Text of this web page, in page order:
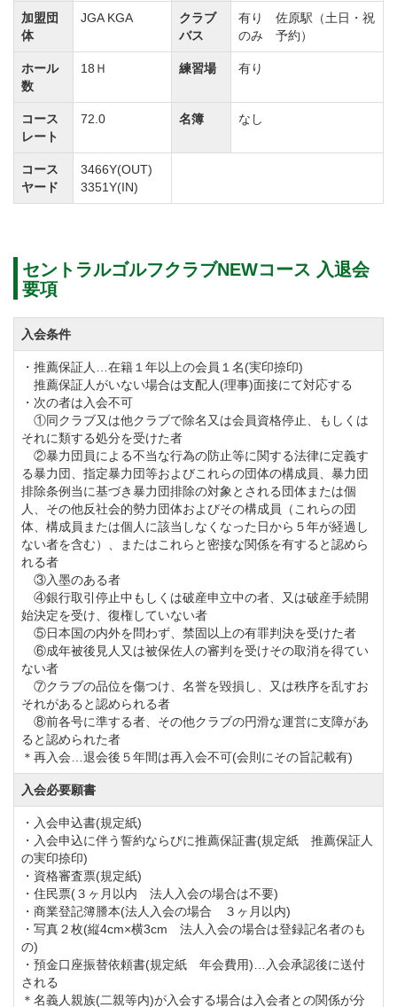
また、コース内に配置されているバンカーはアゴが高
く深さもあるため注意が必要です。
狙った方向へボールを飛ばすためのテクニックやアプ
ローチ技巧も問われます。
各コースの攻略はゴルフバックの中にある14本のクラ
ブを全て使い分けながらプレーする必要があります。
【OUTコース】3,466y
S字のホールやドッグレッグ、池越え、打ち下ろしな
ど戦略的なコースデザインです。
戦略性と景観美を兼ね備えた池や砲台グリーン、コー
ス内の要所に配置されたバンカーが非常によく効いて
います。
【INコース】3,351y
土手や林など自然の地形を活かしたコースレイアウト
を持つ9ホールです。
フェアウェイの幅を狭く見せていたり、随所に工夫が
施されています。
また、グリーン周りに配置されたバンカーや池、コー
ス内を横切るクリークなど視覚的にプレッシャーを与
えます。
コース内には数々のトラップが配置されているので、
しっかりとしたコースマネジメントが必要不可欠で
す。
セントラルゴルフクラブNEWコースのプレースタイル
は全組乗用カート使用のセルフのアメリカンスタイル
です。
なお乗用カートはフェアウェイへの乗入れも可能なの
で、移動も快適です。
その他の付帯設備としてドライビングレンジは40ヤー
ド、7打席の他にアプローチ・バンカー練習場もご用意
しております。
セントラルゴルフクラブNEWコースのクラブハウスは
加盟団
体
JGA KGA
クラブ
バス
有り 佐原駅（土日・祝
のみ 予約）
ホール
数
18Ｈ 練習場 有り
コース
レート
72.0 名簿 なし
コース
ヤード
3466Y(OUT)
3351Y(IN)
セントラルゴルフクラブNEWコース 入退会
要項
入会条件
・推薦保証人…在籍１年以上の会員１名(実印捺印)
推薦保証人がいない場合は支配人(理事)面接にて対応する
・次の者は入会不可
①同クラブ又は他クラブで除名又は会員資格停止、もしくは
それに類する処分を受けた者
②暴力団員による不当な行為の防止等に関する法律に定義す
る暴力団、指定暴力団等およびこれらの団体の構成員、暴力団
排除条例当に基づき暴力団排除の対象とされる団体または個
人、その他反社会的勢力団体およびその構成員（これらの団
体、構成員または個人に該当しなくなった日から５年が経過し
ない者を含む）、またはこれらと密接な関係を有すると認めら
れる者
③入墨のある者
④銀行取引停止中もしくは破産申立中の者、又は破産手続開
始決定を受け、復権していない者
⑤日本国の内外を問わず、禁固以上の有罪判決を受けた者
⑥成年被後見人又は被保佐人の審判を受けその取消を得てい
ない者
⑦クラブの品位を傷つけ、名誉を毀損し、又は秩序を乱すお
それがあると認められる者
⑧前各号に準する者、その他クラブの円滑な運営に支障があ
ると認められた者
＊再入会…退会後５年間は再入会不可(会則にその旨記載有)
入会必要願書
・入会申込書(規定紙)
・入会申込に伴う誓約ならびに推薦保証書(規定紙 推薦保証人
の実印捺印)
・資格審査票(規定紙)
・住民票(３ヶ月以内 法人入会の場合は不要)
・商業登記簿謄本(法人入会の場合 ３ヶ月以内)
・写真２枚(縦4cm×横3cm 法人入会の場合は登録記名者のも
の)
・預金口座振替依頼書(規定紙 年会費用)…入会承認後に送付
される
＊名義人親族(二親等内)が入会する場合は入会者との関係が分